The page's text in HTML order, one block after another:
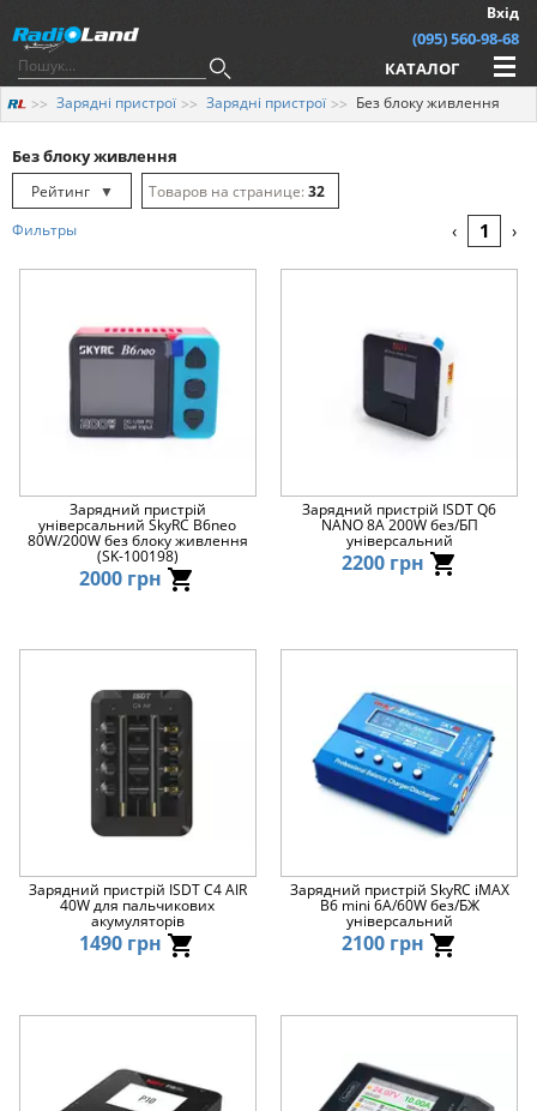
Вхід
(095) 560-98-68
КАТАЛОГ
Зарядні пристрої Зарядні пристрої Без блоку живлення
Без блоку живлення
Рейтинг
▼
Рейтинг
Ціна ▲
Ціна
32
Фильтры ‹ 1 ›
Зарядний пристрій
універсальний SkyRC B6neo
80W/200W без блоку живлення
(SK-100198)
2000 грн
Зарядний пристрій ISDT Q6
NANO 8A 200W без/БП
універсальний
2200 грн
Зарядний пристрій ISDT C4 AIR
40W для пальчикових
акумуляторів
1490 грн
Зарядний пристрій SkyRC iMAX
B6 mini 6A/60W без/БЖ
універсальний
2100 грн